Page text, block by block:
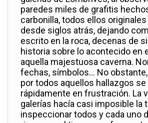
paredes miles de grafitis
carbonilla, todos ellos
desde siglos atrás, dejando
escrito en la roca, decenas de
historia sobre lo acontecido en
aquella majestuosa caverna.
fechas, símbolos… No
por todos aquellos hallazgos
rápidamente en frustración. La
galerías hacía casi imposible la
inspeccionar todos y cada uno